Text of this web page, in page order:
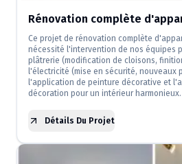
Rénovation complète
Ce projet de rénovation complète
nécessité l'intervention de nos équipes
plâtrerie (modification de cloisons,
l'électricité (mise en sécurité, nouveaux
l'application de peinture décorative et
décoration pour un intérieur harmonieux.
Détails Du Projet